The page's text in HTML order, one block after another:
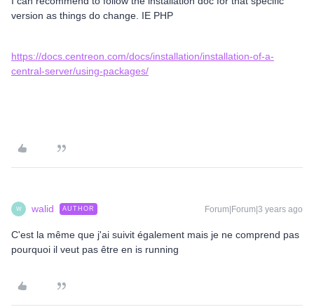
version as things do change. IE PHP
https://docs.centreon.com/docs/installation/installation-of-a-
central-server/using-packages/
W walid AUTHOR Forum|Forum|3 years ago
C'est la même que j'ai suivit également mais je ne comprend pas
pourquoi il veut pas être en is running